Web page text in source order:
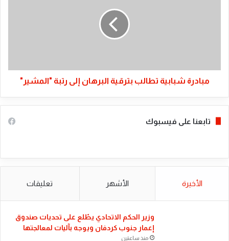
مبادرة شبابية تطالب بترقية البرهان إلى رتبة "المشير"
تابعنا على فيسبوك
الأخيرة الأشهر تعليقات
​وزير الحكم الاتحادي يطّلع على تحديات صندوق
إعمار جنوب كردفان ويوجه بآليات لمعالجتها
منذ ساعتين